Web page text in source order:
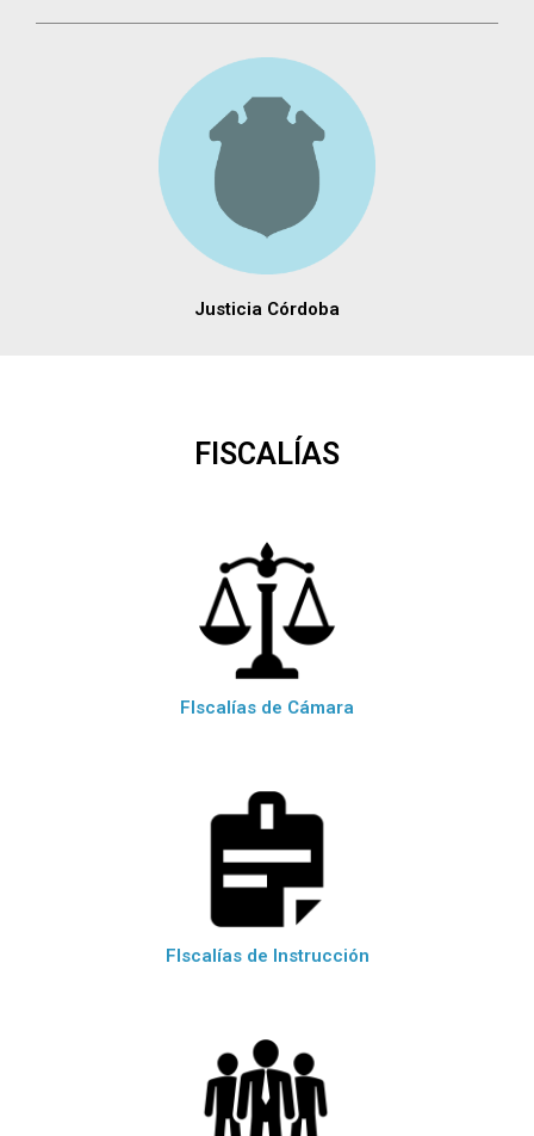
Justicia Córdoba
FISCALÍAS
FIscalías de Cámara
FIscalías de Instrucción